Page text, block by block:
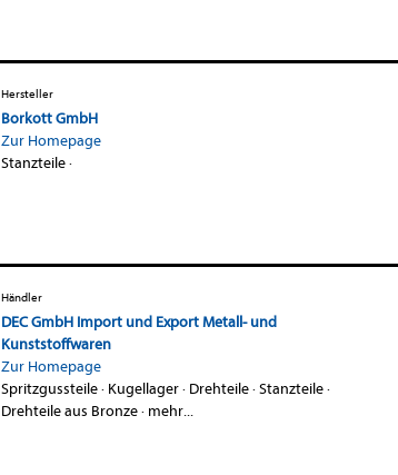
Hersteller
Borkott GmbH
Zur Homepage
Stanzteile·
Händler
DEC GmbH Import und Export Metall- und
Kunststoffwaren
Zur Homepage
Spritzgussteile· Kugellager· Drehteile·Stanzteile·
Drehteile aus Bronze· mehr...